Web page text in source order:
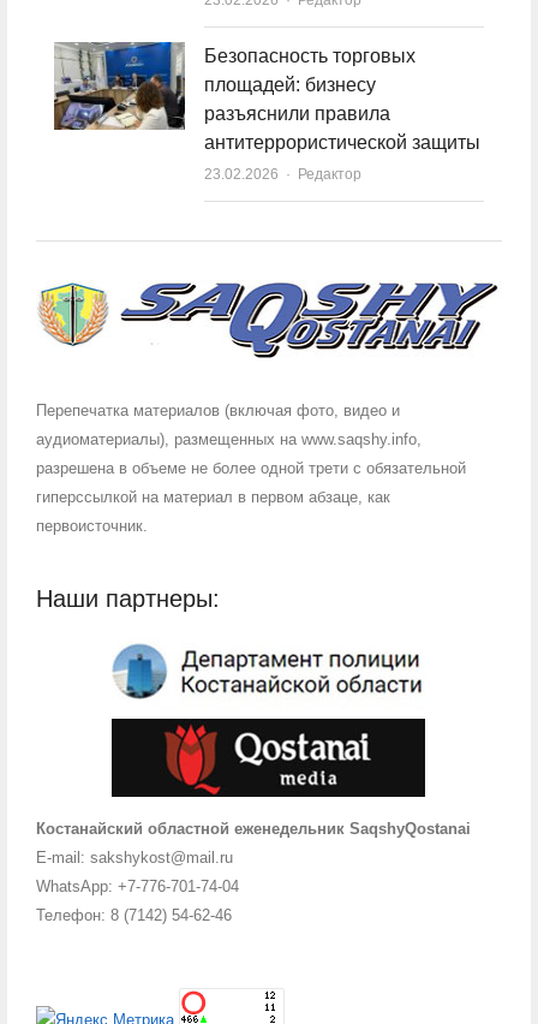
Безопасность торговых
площадей: бизнесу
разъяснили правила
антитеррористической защиты
23.02.2026 Author
Редактор
Перепечатка материалов (включая фото, видео и
аудиоматериалы), размещенных на www.saqshy.info,
разрешена в объеме не более одной трети с обязательной
гиперссылкой на материал в первом абзаце, как
первоисточник.
Наши партнеры:
Костанайский областной еженедельник SaqshyQostanai
E-mail: sakshykost@mail.ru
WhatsApp: +7-776-701-74-04
Телефон: 8 (7142) 54-62-46